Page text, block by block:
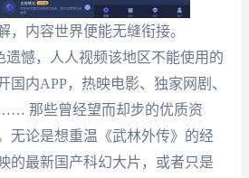
，内容世界便能无缝衔接。
遗憾，人人视频该地区不能使用的
国内APP，热映电影、独家网剧、
那些曾经望而却步的优质资
无论是想重温《武林外传》的经
的最新国产科幻大片，或者只是